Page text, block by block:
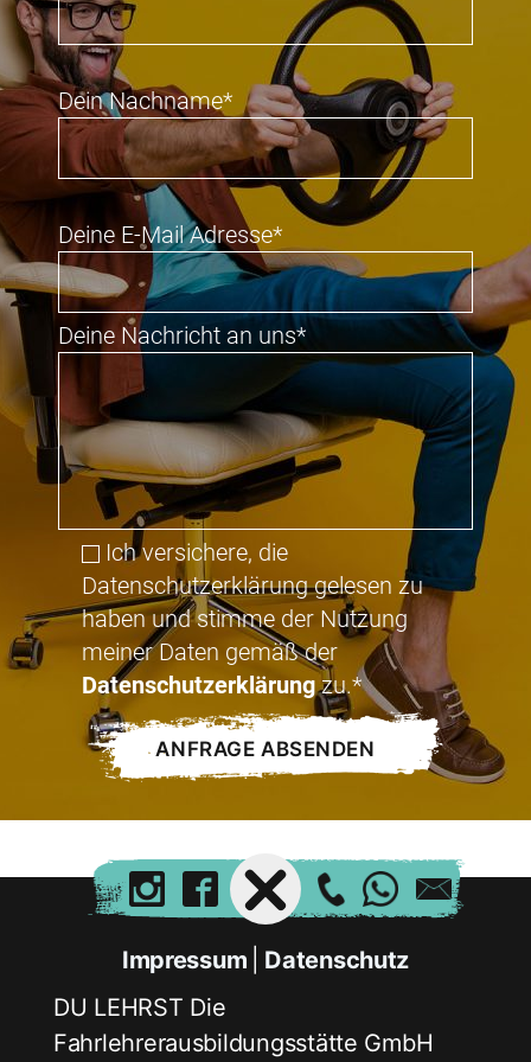
Dein Nachname*
Deine E-Mail Adresse*
Deine Nachricht an uns*
Ich versichere, die
Datenschutzerklärung gelesen zu
haben und stimme der Nutzung
meiner Daten gemäß der
Datenschutzerklärungzu.*
Impressum
Datenschutz
DU LEHRST Die
Fahrlehrerausbildungsstätte GmbH